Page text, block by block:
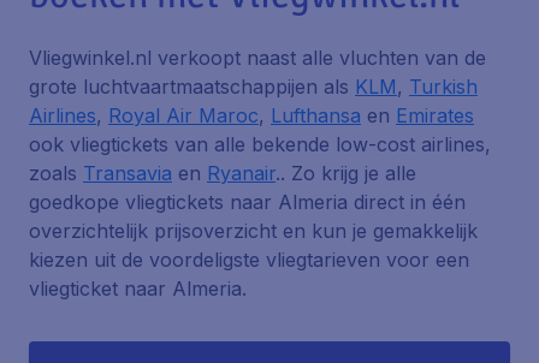
Vliegwinkel.nl verkoopt naast alle vluchten van de
grote luchtvaartmaatschappijen als KLM, Turkish
Airlines, Royal Air Maroc, Lufthansa en Emirates
ook vliegtickets van alle bekende low-cost airlines,
zoals Transavia en Ryanair.. Zo krijg je alle
goedkope vliegtickets naar Almeria direct in één
overzichtelijk prijsoverzicht en kun je gemakkelijk
kiezen uit de voordeligste vliegtarieven voor een
vliegticket naar Almeria.